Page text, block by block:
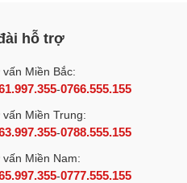
hỗ trợ
Miền Bắc:
-0766.555.155
Miền Trung:
-0788.555.155
Miền Nam:
-0777.555.155